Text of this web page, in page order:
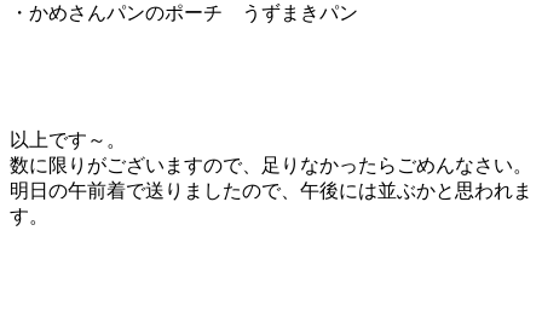
・かめさんパンのポーチ うずまきパン
以上です～。
数に限りがございますので、足りなかったらごめんなさい。
明日の午前着で送りましたので、午後には並ぶかと思われま
す。